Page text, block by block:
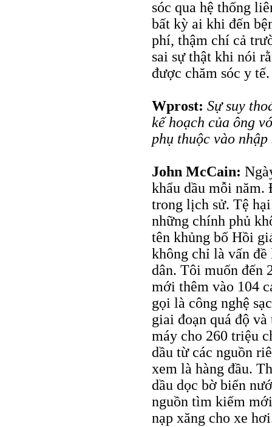
sóc qua hệ thống
bất kỳ ai khi đến
phí, thậm chí cả
sai sự thật khi nói
được chăm sóc y tế.
Wprost: Sự suy
kế hoạch của ông
phụ thuộc vào
John McCain:
khẩu dầu mỗi năm.
trong lịch sử. Tệ
những chính phủ
tên khủng bố Hồi
không chỉ là vấn
dân. Tôi muốn đến
mới thêm vào 104
gọi là công nghệ
giai đoạn quá độ
máy cho 260 triệu
dầu từ các nguồn
xem là hàng đầu.
dầu dọc bờ biển
nguồn tìm kiếm
nạp xăng cho xe